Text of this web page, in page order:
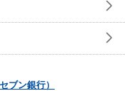
ブン銀行）